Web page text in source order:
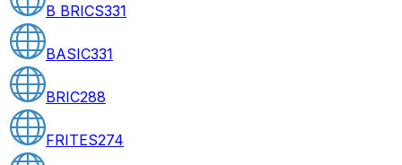
B BRICS331
BASIC331
BRIC288
FRITES274